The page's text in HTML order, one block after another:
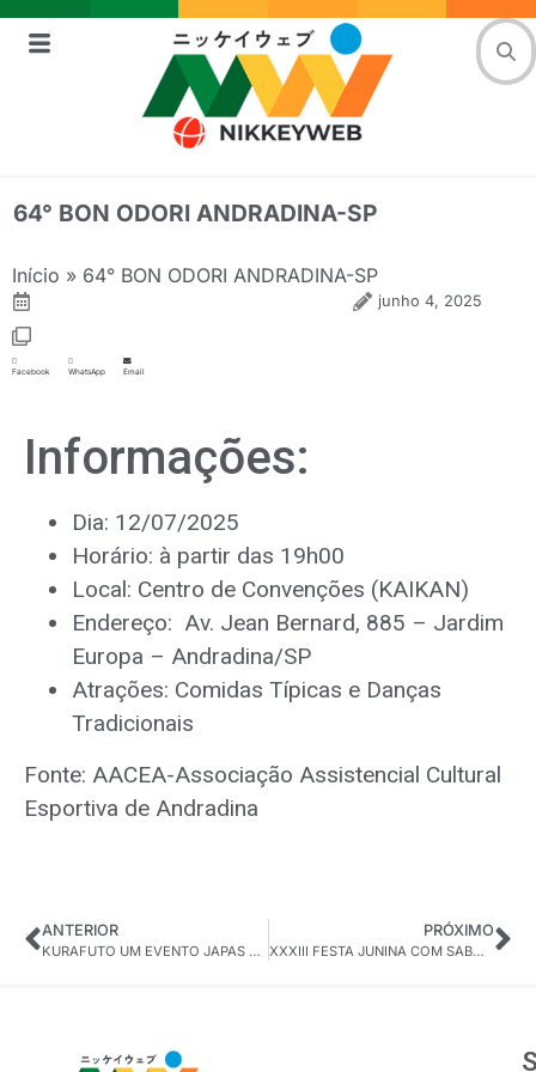
64° BON ODORI ANDRADINA-SP
Início » 64° BON ODORI ANDRADINA-SP
junho 4, 2025
Facebook WhatsApp Email
Informações:
Dia: 12/07/2025
Horário: à partir das 19h00
Local: Centro de Convenções (KAIKAN)
Endereço: Av. Jean Bernard, 885 – Jardim
Europa – Andradina/SP
Atrações: Comidas Típicas e Danças
Tradicionais
Fonte: AACEA-Associação Assistencial Cultural
Esportiva de Andradina
ANTERIOR
KURAFUTO UM EVENTO JAPAS CERVEJARIA
PRÓXIMO
XXXIII FESTA JUNINA COM SABOR ORIENTAL DO KAIKAN DE ITAPETININGA